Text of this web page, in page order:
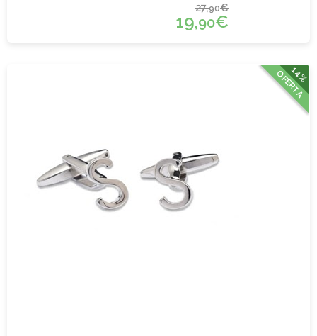
27,90€
19,90€
14%
OFERTA